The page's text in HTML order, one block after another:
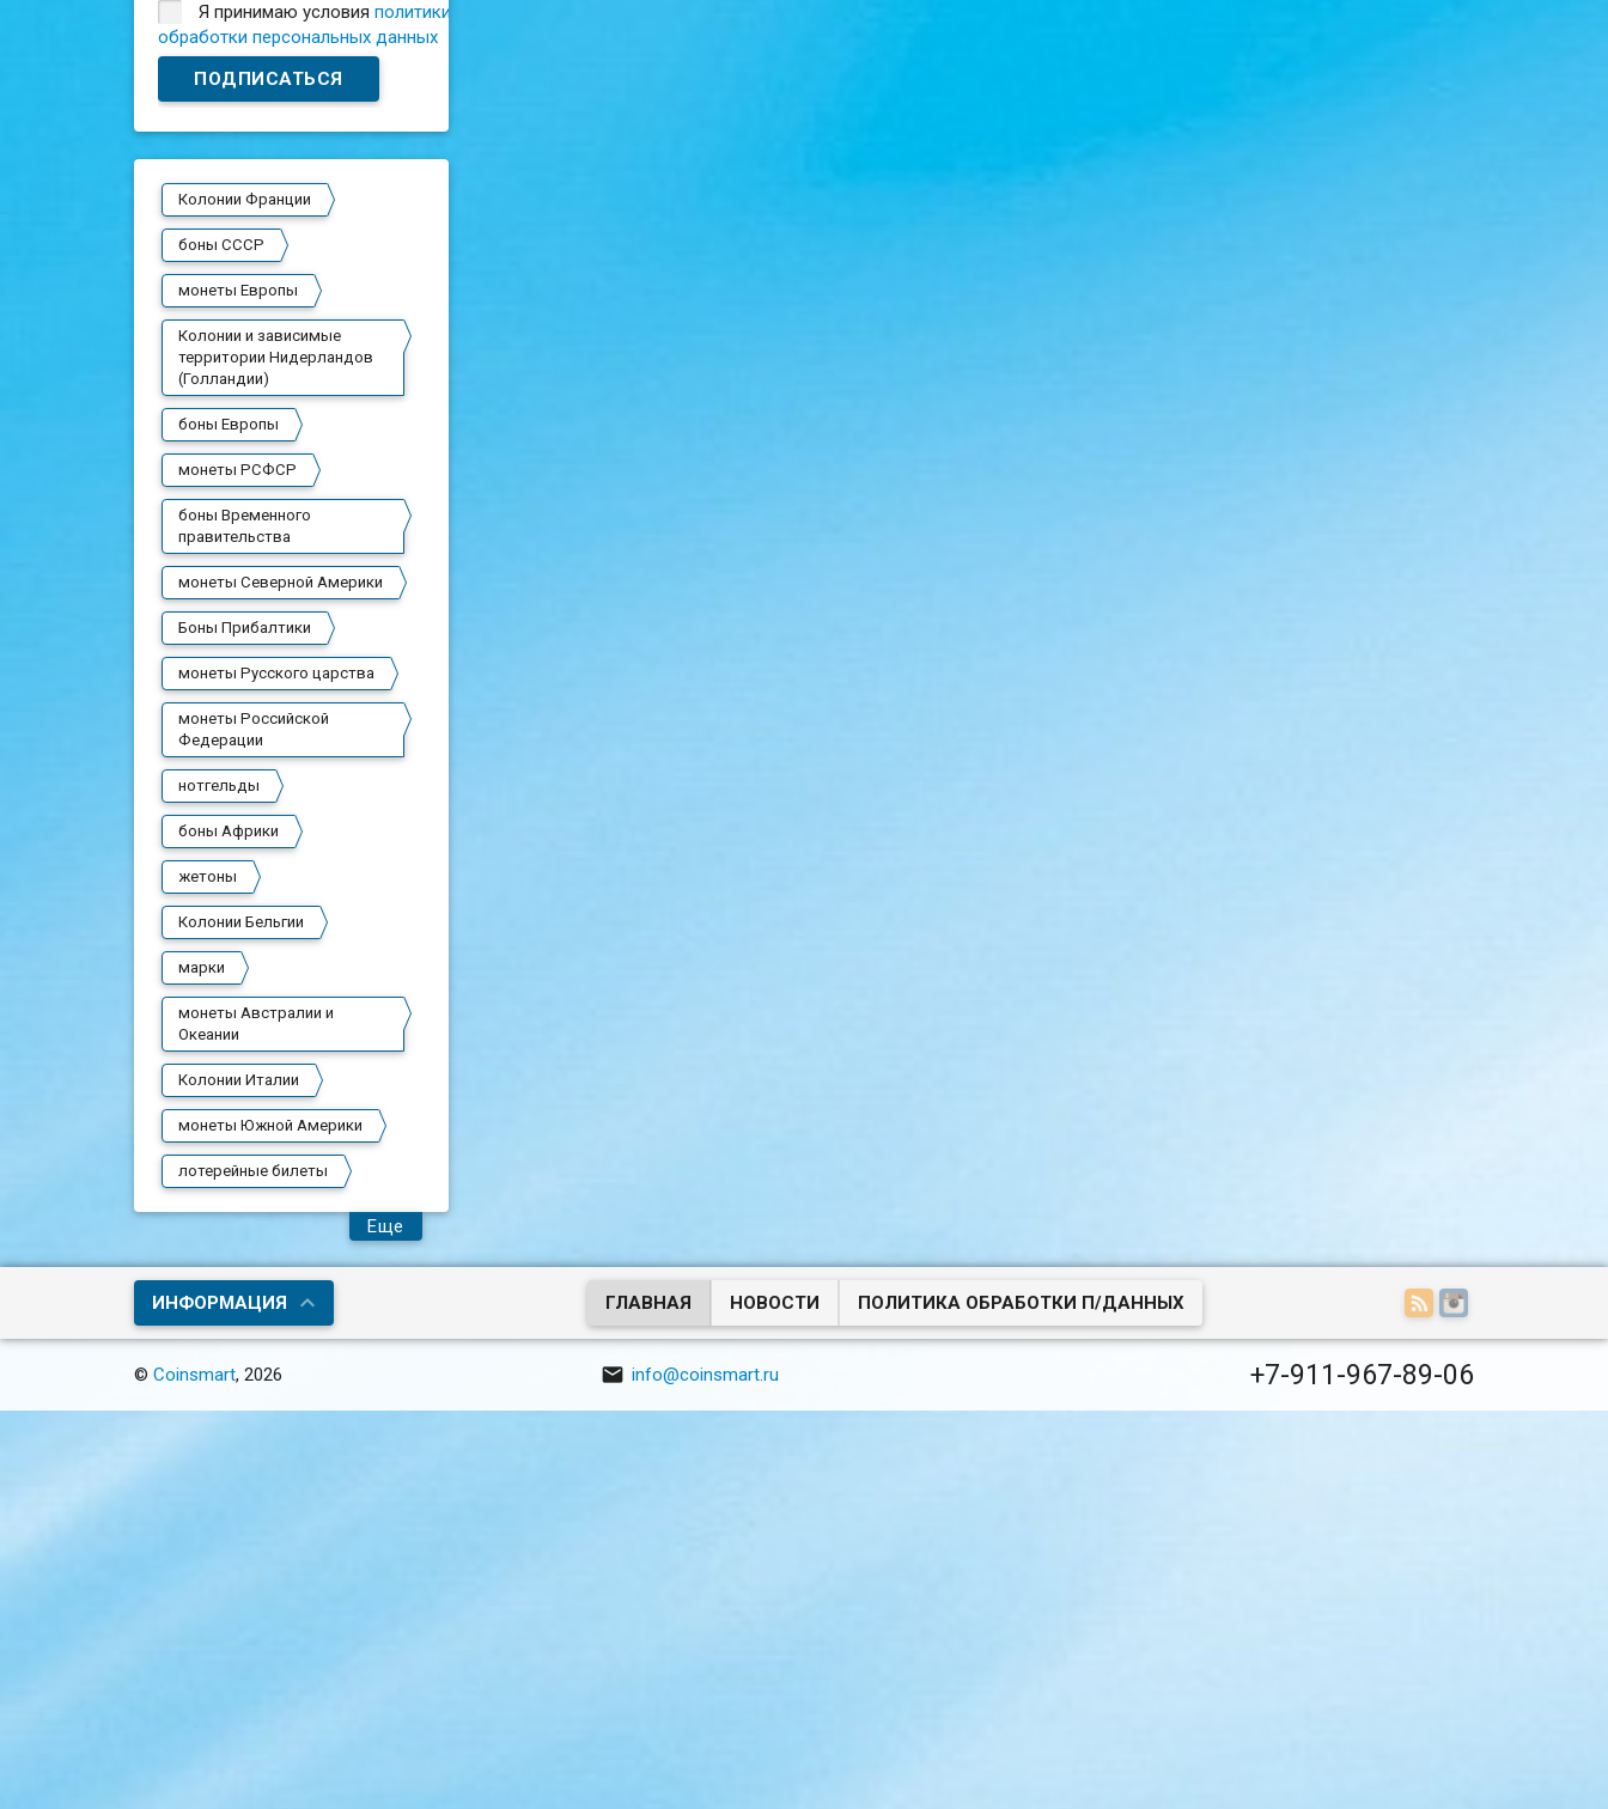
Я принимаю условияполитики
обработки персональных данных
Колонии Франции
боны СССР
монеты Европы
Колонии и зависимые
территории Нидерландов
(Голландии)
боны Европы
монеты РСФСР
боны Временного
правительства
монеты Северной Америки
Боны Прибалтики
монеты Русского царства
монеты Российской
Федерации
нотгельды
боны Африки
жетоны
Колонии Бельгии
марки
монеты Австралии и
Океании
Колонии Италии
монеты Южной Америки
лотерейные билеты
Еще
ИНФОРМАЦИЯ ГЛАВНАЯ НОВОСТИ ПОЛИТИКА ОБРАБОТКИ П/ДАННЫХ
©Coinsmart, 2026  info@coinsmart.ru +7-911-967-89-06